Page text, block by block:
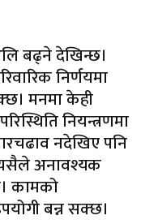
बढ्ने देखिन्छ।
निर्णयमा
मनमा केही
नियन्त्रणमा
नदेखिए पनि
अनावश्यक
कामको
बन्न सक्छ।